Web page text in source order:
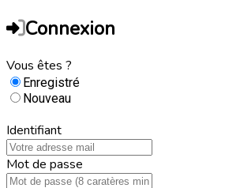
Connexion
Vous êtes ?
Enregistré
Nouveau
Identifiant
Mot de passe